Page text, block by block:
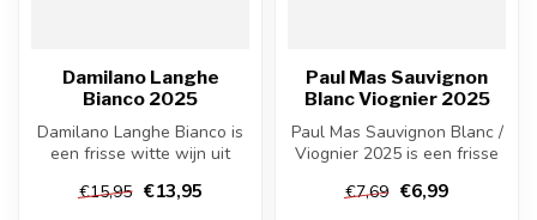
Damilano Langhe
Bianco 2025
Damilano Langhe Bianco is
een frisse witte wijn uit
Timora...
€15,95 €13,95
Paul Mas Sauvignon
Blanc Viognier 2025
Paul Mas Sauvignon Blanc /
Viognier 2025 is een frisse
€7,69 €6,99